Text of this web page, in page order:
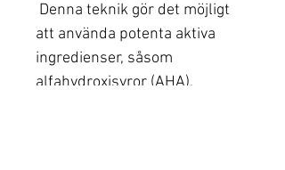
Denna teknik gör det möjligt
att använda potenta aktiva
ingredienser, såsom
alfahydroxisyror (AHA),